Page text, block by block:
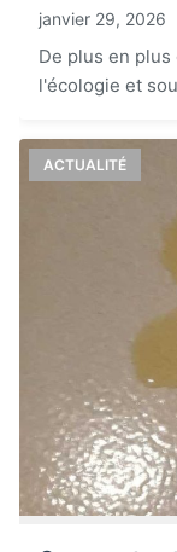
janvier 29, 2026
De plus en
l'écologie et
ACTUALITÉ